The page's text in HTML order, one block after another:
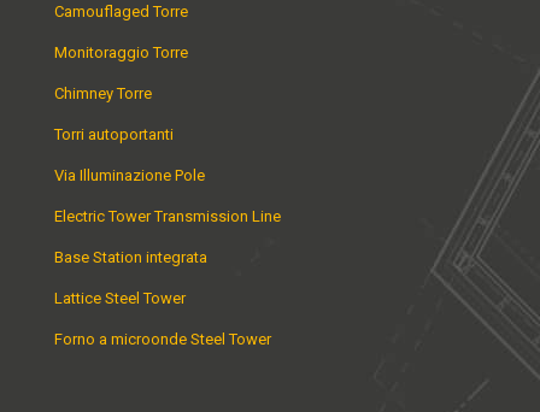
Camouflaged Torre
Monitoraggio Torre
Chimney Torre
Torri autoportanti
Via Illuminazione Pole
Electric Tower Transmission Line
Base Station integrata
Lattice Steel Tower
Forno a microonde Steel Tower